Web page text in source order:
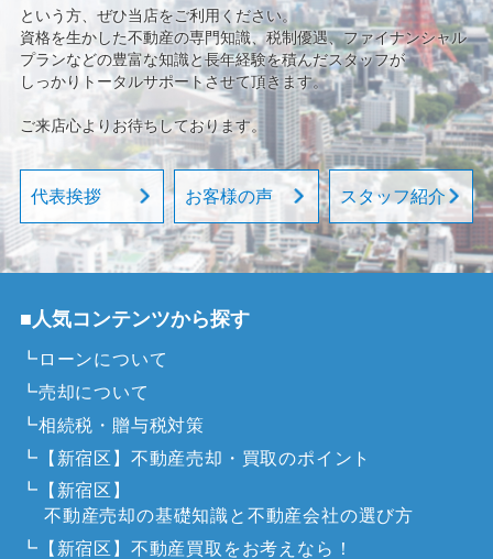
という方、ぜひ当店をご利用ください。
資格を生かした不動産の専門知識、税制優遇、ファイナンシャル
プランなどの豊富な知識と長年経験を積んだスタッフが
しっかりトータルサポートさせて頂きます。
ご来店心よりお待ちしております。
代表挨拶 お客様の声 スタッフ紹介
■人気コンテンツから探す
┗ローンについて
┗売却について
┗相続税・贈与税対策
┗【新宿区】不動産売却・買取のポイント
┗【新宿区】
不動産売却の基礎知識と不動産会社の選び方
┗【新宿区】不動産買取をお考えなら！